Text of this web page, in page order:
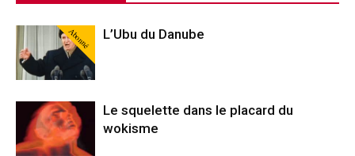
Abonné L’Ubu du Danube
Le squelette dans le placard du
wokisme